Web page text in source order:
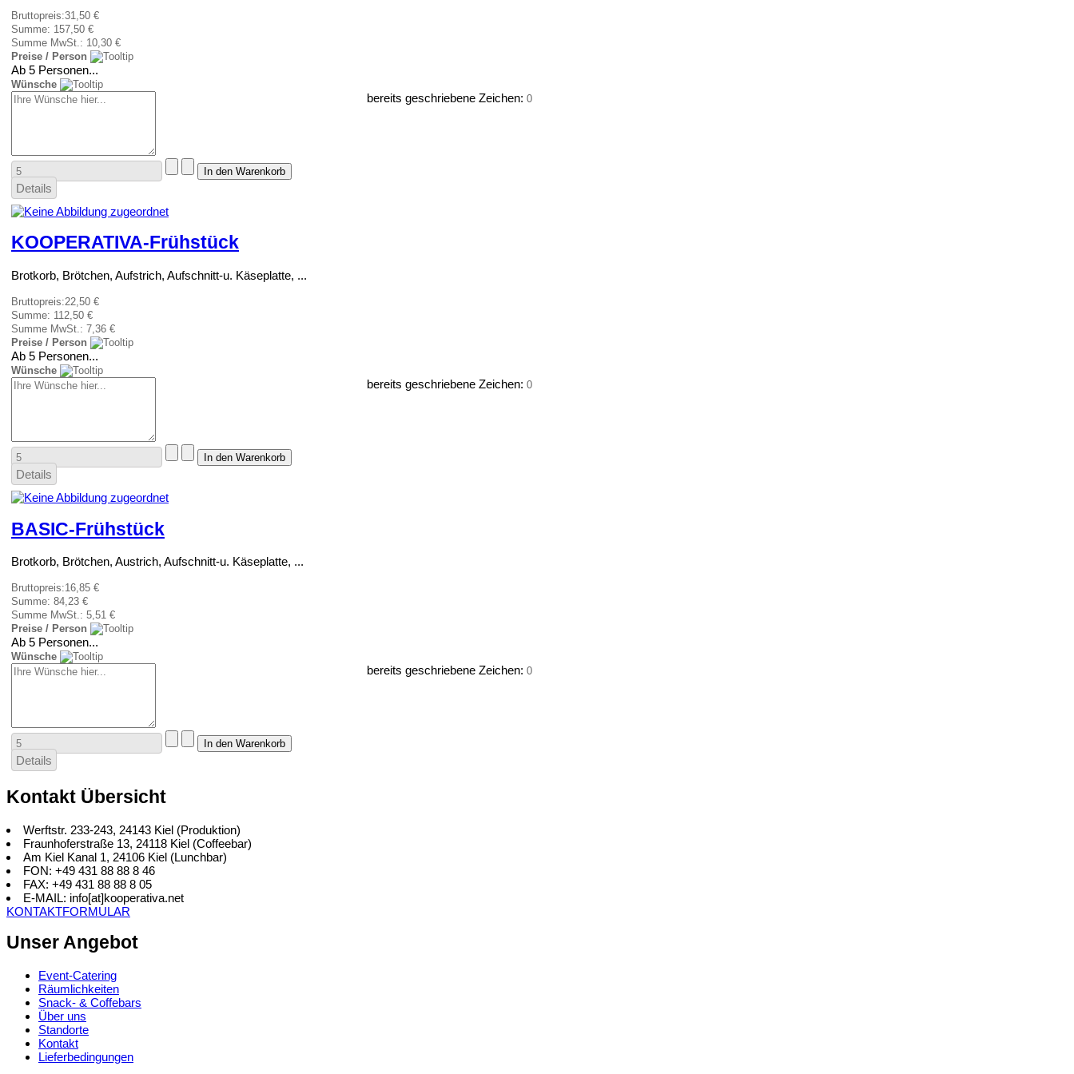
Bruttopreis:31,50 €
Summe: 157,50 €
Summe MwSt.: 10,30 €
Preise / Person
Ab 5 Personen...
Wünsche
bereits geschriebene Zeichen: 0
Details
KOOPERATIVA-Frühstück
Brotkorb, Brötchen, Aufstrich, Aufschnitt-u. Käseplatte, ...
Bruttopreis:22,50 €
Summe: 112,50 €
Summe MwSt.: 7,36 €
Preise / Person
Ab 5 Personen...
Wünsche
bereits geschriebene Zeichen: 0
Details
BASIC-Frühstück
Brotkorb, Brötchen, Austrich, Aufschnitt-u. Käseplatte, ...
Bruttopreis:16,85 €
Summe: 84,23 €
Summe MwSt.: 5,51 €
Preise / Person
Ab 5 Personen...
Wünsche
bereits geschriebene Zeichen: 0
Details
Kontakt Übersicht
Werftstr. 233-243, 24143 Kiel (Produktion)
Fraunhoferstraße 13, 24118 Kiel (Coffeebar)
Am Kiel Kanal 1, 24106 Kiel (Lunchbar)
FON: +49 431 88 88 8 46
FAX: +49 431 88 88 8 05
E-MAIL: info[at]kooperativa.net
KONTAKTFORMULAR
Unser Angebot
Event-Catering
Räumlichkeiten
Snack- & Coffebars
Über uns
Standorte
Kontakt
Lieferbedingungen